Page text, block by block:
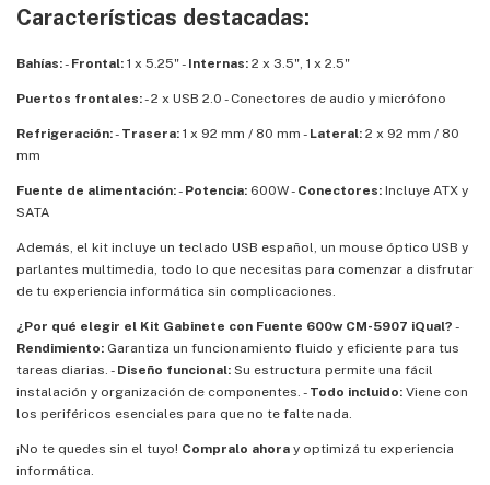
Características destacadas:
Bahías:- Frontal: 1 x 5.25" - Internas: 2 x 3.5", 1 x 2.5"
Puertos frontales:- 2 x USB 2.0 - Conectores de audio y micrófono
Refrigeración:- Trasera: 1 x 92 mm / 80 mm - Lateral: 2 x 92 mm / 80
mm
Fuente de alimentación:- Potencia: 600W - Conectores: Incluye ATX y
SATA
Además, el kit incluye un teclado USB español, un mouse óptico USB y
parlantes multimedia, todo lo que necesitas para comenzar a disfrutar
de tu experiencia informática sin complicaciones.
¿Por qué elegir el Kit Gabinete con Fuente 600w CM-5907 iQual? -
Rendimiento: Garantiza un funcionamiento fluido y eficiente para tus
tareas diarias. - Diseño funcional: Su estructura permite una fácil
instalación y organización de componentes. - Todo incluido: Viene con
los periféricos esenciales para que no te falte nada.
¡No te quedes sin el tuyo! Compralo ahora y optimizá tu experiencia
informática.